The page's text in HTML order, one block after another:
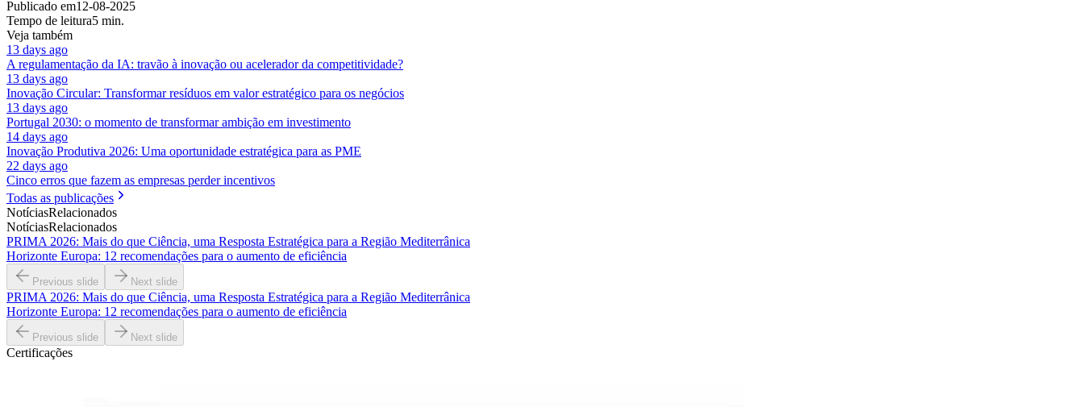
Publicado em12-08-2025
Tempo de leitura5 min.
Veja também
13 days ago
A regulamentação da IA: travão à inovação ou acelerador da competitividade?
13 days ago
Inovação Circular: Transformar resíduos em valor estratégico para os negócios
13 days ago
Portugal 2030: o momento de transformar ambição em investimento
14 days ago
Inovação Produtiva 2026: Uma oportunidade estratégica para as PME
22 days ago
Cinco erros que fazem as empresas perder incentivos
Todas as publicações
NotíciasRelacionados
NotíciasRelacionados
PRIMA 2026: Mais do que Ciência, uma Resposta Estratégica para a Região Mediterrânica
Horizonte Europa: 12 recomendações para o aumento de eficiência
Previous slide Next slide
PRIMA 2026: Mais do que Ciência, uma Resposta Estratégica para a Região Mediterrânica
Horizonte Europa: 12 recomendações para o aumento de eficiência
Previous slide Next slide
Certificações